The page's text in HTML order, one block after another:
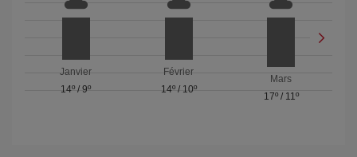
Janvier
14º /9º
Février
14º/ 10º
Mars
17º/ 11º